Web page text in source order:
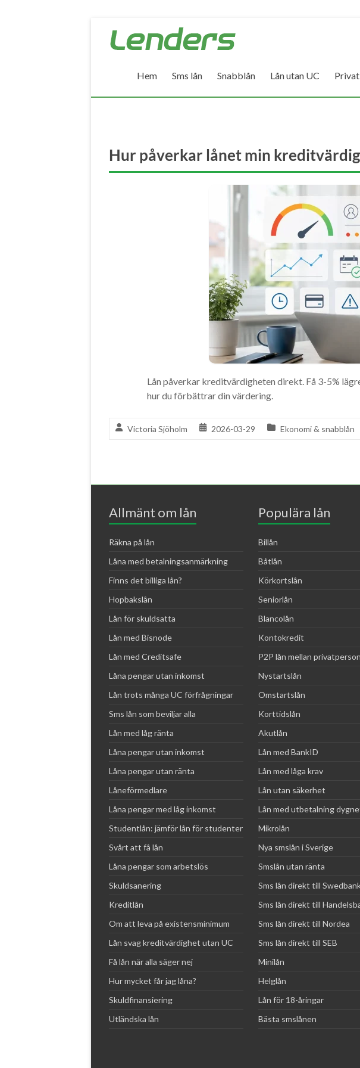
Lenders
Jämför
Jämför
billiga
Hem Sms lån Snabblån Lån utan UC
Hur påverkar lånet min
Lån påverkar kreditvärdigheten direkt. Få 3-5%
hur du förbättrar din värdering.
Victoria Sjöholm 2026-03-29 Ekonomi & snabblån
Allmänt om lån
Räkna på lån
Låna med betalningsanmärkning
Finns det billiga lån?
Hopbakslån
Lån för skuldsatta
Lån med Bisnode
Lån med Creditsafe
Låna pengar utan inkomst
Lån trots många UC förfrågningar
Sms lån som beviljar alla
Lån med låg ränta
Låna pengar utan inkomst
Låna pengar utan ränta
Låneförmedlare
Låna pengar med låg inkomst
Studentlån: jämför lån för studenter
Svårt att få lån
Låna pengar som arbetslös
Skuldsanering
Kreditlån
Om att leva på existensminimum
Lån svag kreditvärdighet utan UC
Få lån när alla säger nej
Hur mycket får jag låna?
Skuldfinansiering
Utländska lån
Populära lån
Billån
Båtlån
Körkortslån
Seniorlån
Blancolån
Kontokredit
P2P lån mellan
Nystartslån
Omstartslån
Korttidslån
Akutlån
Lån med BankID
Lån med låga krav
Lån utan säkerhet
Lån med utbetalning
Mikrolån
Nya smslån i Sverige
Smslån utan ränta
Sms lån direkt till
Sms lån direkt till
Sms lån direkt till Nordea
Sms lån direkt till SEB
Minilån
Helglån
Lån för 18-åringar
Bästa smslånen